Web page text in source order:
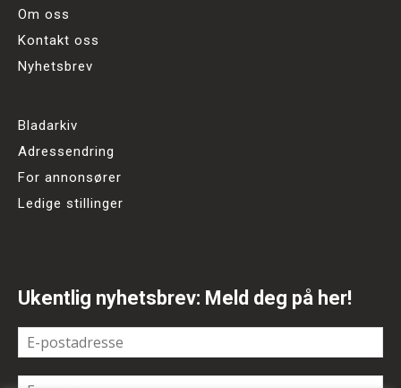
Om oss
Kontakt oss
Nyhetsbrev
Bladarkiv
Adressendring
For annonsører
Ledige stillinger
Ukentlig nyhetsbrev: Meld deg på her!